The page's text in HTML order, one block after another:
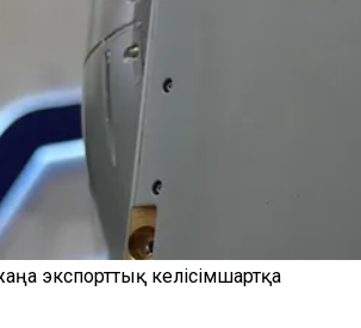
экспорттық келісімшартқа